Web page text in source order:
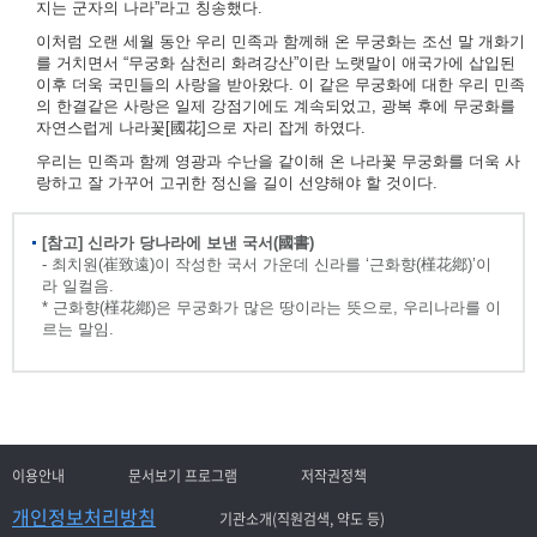
지는 군자의 나라”라고 칭송했다.
이처럼 오랜 세월 동안 우리 민족과 함께해 온 무궁화는 조선 말 개화기
를 거치면서 “무궁화 삼천리 화려강산”이란 노랫말이 애국가에 삽입된
이후 더욱 국민들의 사랑을 받아왔다. 이 같은 무궁화에 대한 우리 민족
의 한결같은 사랑은 일제 강점기에도 계속되었고, 광복 후에 무궁화를
자연스럽게 나라꽃[國花]으로 자리 잡게 하였다.
우리는 민족과 함께 영광과 수난을 같이해 온 나라꽃 무궁화를 더욱 사
랑하고 잘 가꾸어 고귀한 정신을 길이 선양해야 할 것이다.
[참고] 신라가 당나라에 보낸 국서(國書)
- 최치원(崔致遠)이 작성한 국서 가운데 신라를 ‘근화향(槿花鄕)’이
라 일컬음.
* 근화향(槿花鄕)은 무궁화가 많은 땅이라는 뜻으로, 우리나라를 이
르는 말임.
이용안내 문서보기 프로그램 저작권정책
개인정보처리방침 기관소개(직원검색, 약도 등)